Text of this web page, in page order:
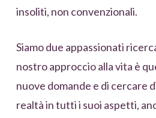
insoliti, non convenzionali.
Siamo due appassionati
nostro approccio alla vita è
nuove domande e di cercare
realtà in tutti i suoi aspetti,